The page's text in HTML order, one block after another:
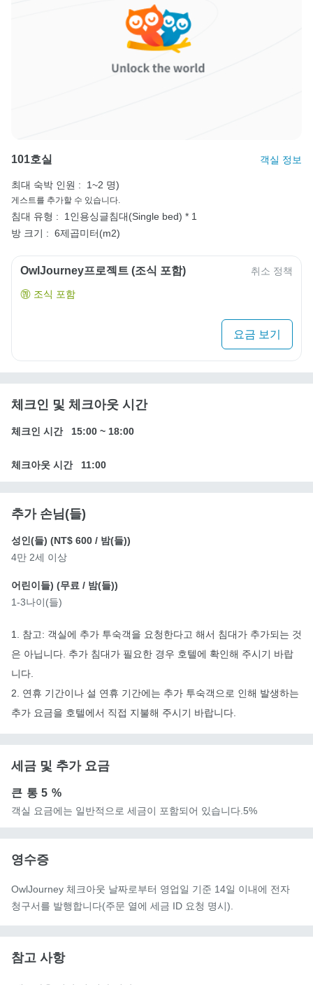
101호실 객실 정보
최대 숙박 인원 : 1~2 명)
게스트를 추가할 수 있습니다.
침대 유형 :
1인용싱글침대(Single bed) * 1
방 크기 : 6제곱미터(m2)
OwlJourney프로젝트 (조식 포함) 취소 정책
조식 포함
요금 보기
체크인 및 체크아웃 시간
체크인 시간 15:00 ~ 18:00
체크아웃 시간 11:00
추가 손님(들)
성인(들) (NT$ 600 / 밤(들))
4만 2세 이상
어린이들) (무료 / 밤(들))
1-3나이(들)
1. 참고: 객실에 추가 투숙객을 요청한다고 해서 침대가 추가되는 것
은 아닙니다. 추가 침대가 필요한 경우 호텔에 확인해 주시기 바랍
니다.
2. 연휴 기간이나 설 연휴 기간에는 추가 투숙객으로 인해 발생하는
추가 요금을 호텔에서 직접 지불해 주시기 바랍니다.
세금 및 추가 요금
큰 통5 %
객실 요금에는 일반적으로 세금이 포함되어 있습니다.5%
영수증
OwlJourney 체크아웃 날짜로부터 영업일 기준 14일 이내에 전자
청구서를 발행합니다(주문 열에 세금 ID 요청 명시).
참고 사항